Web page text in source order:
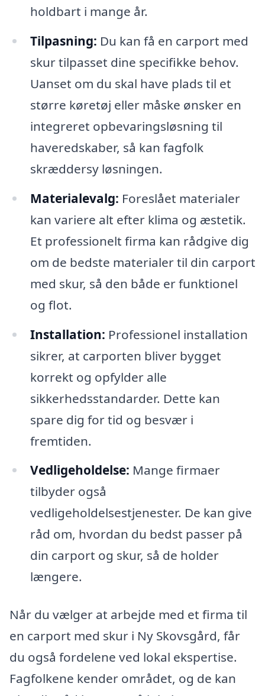
holdbart i mange år.
Tilpasning: Du kan få en carport med
skur tilpasset dine specifikke behov.
Uanset om du skal have plads til et
større køretøj eller måske ønsker en
integreret opbevaringsløsning til
haveredskaber, så kan fagfolk
skræddersy løsningen.
Materialevalg: Foreslået materialer
kan variere alt efter klima og æstetik.
Et professionelt firma kan rådgive dig
om de bedste materialer til din carport
med skur, så den både er funktionel
og flot.
Installation: Professionel installation
sikrer, at carporten bliver bygget
korrekt og opfylder alle
sikkerhedsstandarder. Dette kan
spare dig for tid og besvær i
fremtiden.
Vedligeholdelse: Mange firmaer
tilbyder også
vedligeholdelsestjenester. De kan give
råd om, hvordan du bedst passer på
din carport og skur, så de holder
længere.
Når du vælger at arbejde med et firma til
en carport med skur i Ny Skovsgård, får
du også fordelene ved lokal ekspertise.
Fagfolkene kender området, og de kan